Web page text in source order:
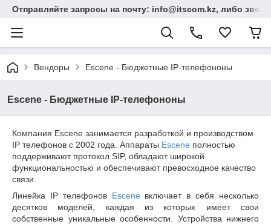
Отправляйте запросы на почту: info@itscom.kz, либо
Вендоры Escene - Бюджетные IP-телефононы
Escene - Бюджетные IP-телефононы
Компания Escene занимается разработкой и производством
IP телефонов с 2002 года. Аппараты Escene полностью
поддерживают протокол SIP, обладают широкой
функциональностью и обеспечивают превосходное качество
связи.
Линейка IP телефонов Escene включает в себя несколько
десятков моделей, каждая из которых имеет свои
собственные уникальные особенности. Устройства нижнего